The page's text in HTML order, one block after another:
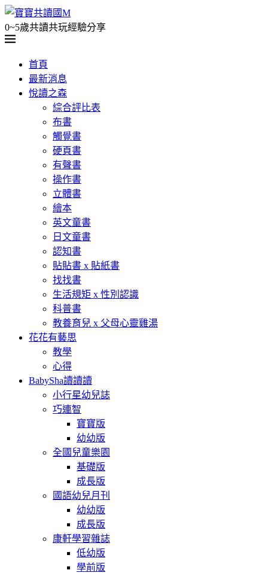
0~5歲共讀共玩經驗分享
首頁
最新消息
悅讀之森
綜合評比表
布書
觸覺書
硬頁書
有聲書
操作書
立體書
繪本
英文童書
日文童書
認知書
貼貼書 x 貼紙書
找找書
生活規矩 x 性別認識
科普書
教養育兒 x 父母心靈雞湯
花花有藝思
教學
心得
BabySha讀讀讀
小行星幼兒誌
巧連智
寶寶版
幼幼版
全國兒童樂園
基礎版
成長版
國語幼兒月刊
幼幼版
成長版
康軒學習雜誌
低幼版
學前版